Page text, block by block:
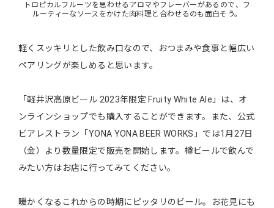
トロピカルフルーツを思わせるアロマやフレーバーがあるので、フ
ルーティーなソースをかけた肉料理と合わせるのも面白そう。
軽くスッキリとした飲み口なので、おつまみや食事と幅広い
ペアリングが楽しめると思います。
「軽井沢高原ビール 2023年限定 Fruity White Ale」は、オ
ンラインショップでも購入することができます。また、公式
ビアレストラン「YONA YONA BEER WORKS」では1月27日
（金）より数量限定で販売を開始します。樽ビールで飲んで
みたい方はお店に行ってみてください。
暖かくなるこれからの時期にピッタリのビール。お花見にも